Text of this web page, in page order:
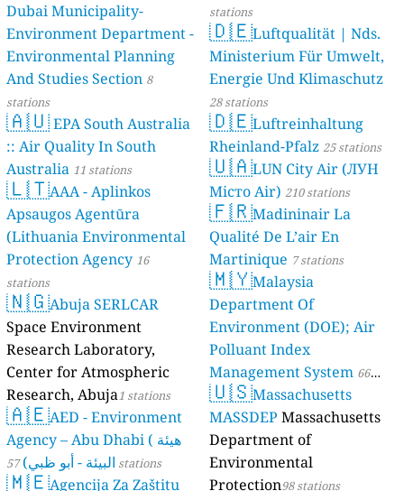
Dubai Municipality-
Environment Department -
Environmental Planning
And Studies Section 8
stations
🇦🇺EPA South Australia
:: Air Quality In South
Australia 11 stations
🇱🇹AAA - Aplinkos
Apsaugos Agentūra
(Lithuania Environmental
Protection Agency 16
stations
🇳🇬Abuja SERLCAR
Space Environment
Research Laboratory,
Center for Atmospheric
Research, Abuja1 stations
🇦🇪AED - Environment
Agency – Abu Dhabi ( هيئة
البيئة - أبو ظبي) 57 stations
🇲🇪Agencija Za Zaštitu
stations
🇩🇪Luftqualität | Nds.
Ministerium Für Umwelt,
Energie Und Klimaschutz
28 stations
🇩🇪Luftreinhaltung
Rheinland-Pfalz 25 stations
🇺🇦LUN City Air (ЛУН
Місто Air) 210 stations
🇫🇷Madininair La
Qualité De L’air En
Martinique 7 stations
🇲🇾Malaysia
Department Of
Environment (DOE); Air
Polluant Index
Management System 66
stations
🇺🇸Massachusetts
MASSDEP Massachusetts
Department of
Environmental
Protection98 stations